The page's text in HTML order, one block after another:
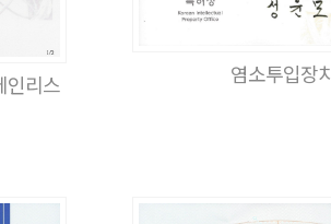
인리스
염소투입장치